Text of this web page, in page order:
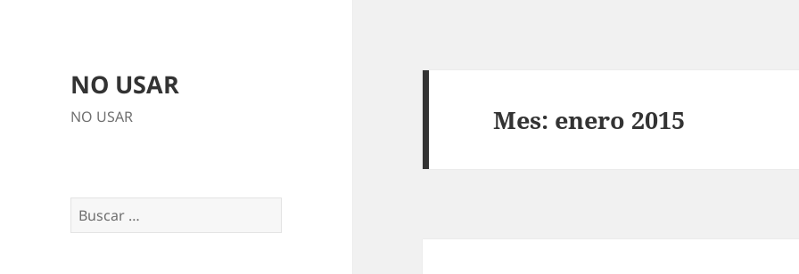
NO USAR
NO USAR
Buscar:
Mes: enero 2015